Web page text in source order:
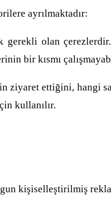
ayrılmaktadır:
gerekli olan
bir kısmı
ziyaret ettiğini, hangi
kullanılır.
kişiselleştirilmiş